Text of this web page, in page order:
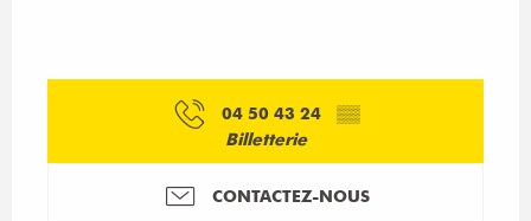
04 50 43 24 ▒▒
Billetterie
CONTACTEZ-NOUS